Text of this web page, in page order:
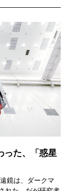
った、「惑星
鏡は、ダークマ